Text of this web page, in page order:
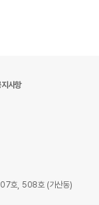
사항
호, 508호 (가산동)